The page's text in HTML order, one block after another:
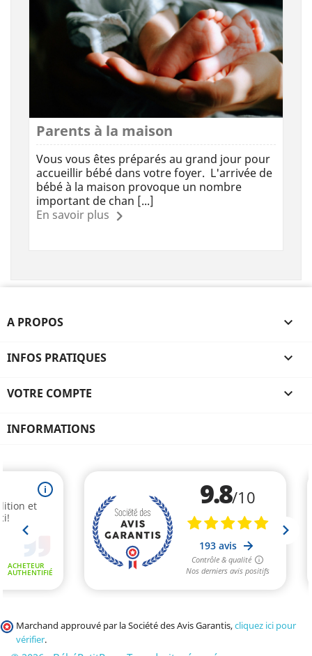
Parents à la maison
Vous vous êtes préparés au grand jour pour
accueillir bébé dans votre foyer. L'arrivée de
bébé à la maison provoque un nombre
important de chan [...]
En savoir plus
A PROPOS 
INFOS PRATIQUES 
VOTRE COMPTE 
INFORMATIONS
Marchand approuvé par la Société des Avis Garantis,cliquez ici pour
vérifier.